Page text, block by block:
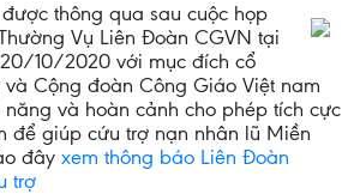
thông qua sau cuộc họp
Vụ Liên Đoàn CGVN tại
10/2020 với mục đích cổ
Cộng đoàn Công Giáo Việt nam
và hoàn cảnh cho phép tích cực
để giúp cứu trợ nạn nhân lũ Miền
đây xem thông báo Liên Đoàn
trợ